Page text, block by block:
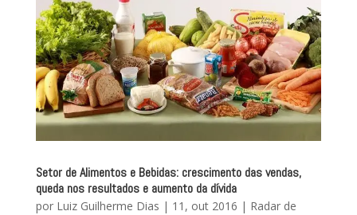
Setor de Alimentos e Bebidas: crescimento das vendas,
queda nos resultados e aumento da dívida
por Luiz Guilherme Dias | 11, out 2016 | Radar de